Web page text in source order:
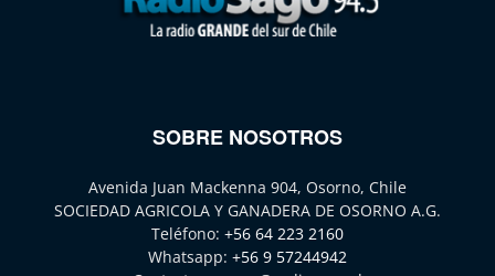
SOBRE NOSOTROS
Avenida Juan Mackenna 904, Osorno, Chile
SOCIEDAD AGRICOLA Y GANADERA DE OSORNO A.G.
Teléfono: +56 64 223 2160
Whatsapp: +56 9 57244942